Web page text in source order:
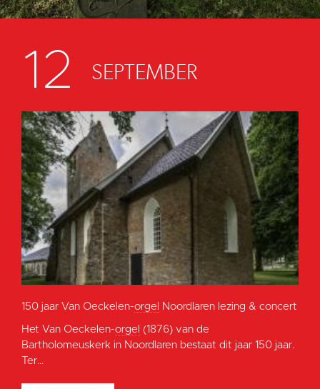
12 SEPTEMBER
150 jaar Van Oeckelen-orgel Noordlaren lezing & concert
Het Van Oeckelen-orgel (1876) van de
Bartholomeuskerk in Noordlaren bestaat dit jaar 150 jaar.
Ter...